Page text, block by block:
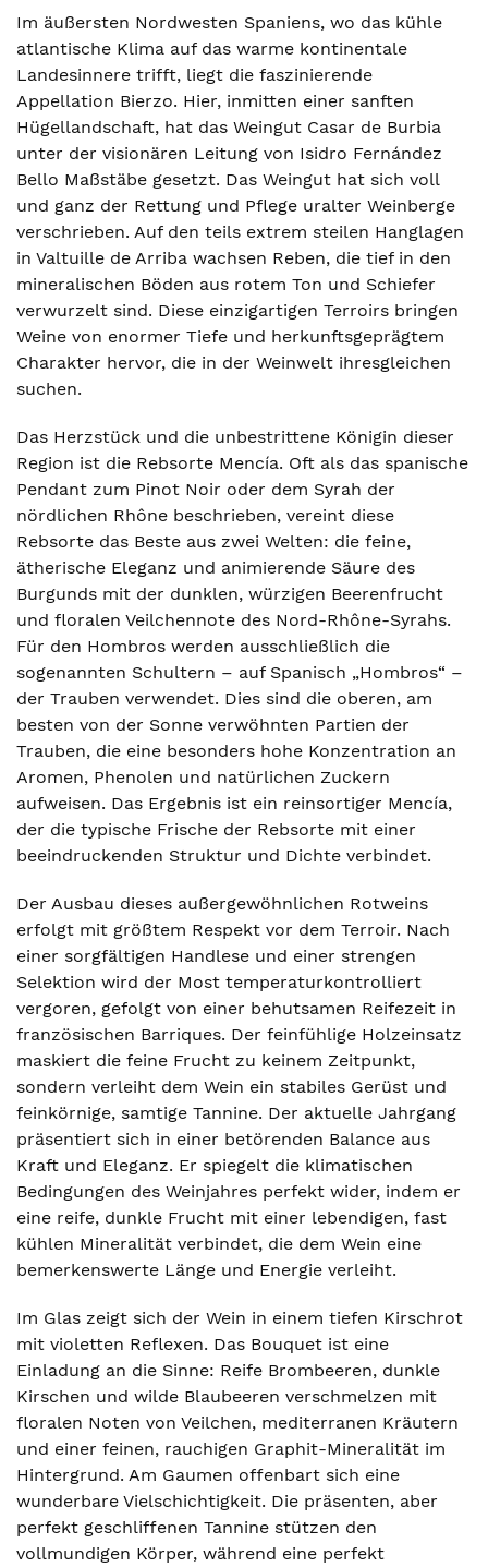
Im äußersten Nordwesten Spaniens, wo das kühle
atlantische Klima auf das warme kontinentale
Landesinnere trifft, liegt die faszinierende
Appellation Bierzo. Hier, inmitten einer sanften
Hügellandschaft, hat das Weingut Casar de Burbia
unter der visionären Leitung von Isidro Fernández
Bello Maßstäbe gesetzt. Das Weingut hat sich voll
und ganz der Rettung und Pflege uralter Weinberge
verschrieben. Auf den teils extrem steilen Hanglagen
in Valtuille de Arriba wachsen Reben, die tief in den
mineralischen Böden aus rotem Ton und Schiefer
verwurzelt sind. Diese einzigartigen Terroirs bringen
Weine von enormer Tiefe und herkunftsgeprägtem
Charakter hervor, die in der Weinwelt ihresgleichen
suchen.
Das Herzstück und die unbestrittene Königin dieser
Region ist die Rebsorte Mencía. Oft als das spanische
Pendant zum Pinot Noir oder dem Syrah der
nördlichen Rhône beschrieben, vereint diese
Rebsorte das Beste aus zwei Welten: die feine,
ätherische Eleganz und animierende Säure des
Burgunds mit der dunklen, würzigen Beerenfrucht
und floralen Veilchennote des Nord-Rhône-Syrahs.
Für den Hombros werden ausschließlich die
sogenannten Schultern – auf Spanisch „Hombros“ –
der Trauben verwendet. Dies sind die oberen, am
besten von der Sonne verwöhnten Partien der
Trauben, die eine besonders hohe Konzentration an
Aromen, Phenolen und natürlichen Zuckern
aufweisen. Das Ergebnis ist ein reinsortiger Mencía,
der die typische Frische der Rebsorte mit einer
beeindruckenden Struktur und Dichte verbindet.
Der Ausbau dieses außergewöhnlichen Rotweins
erfolgt mit größtem Respekt vor dem Terroir. Nach
einer sorgfältigen Handlese und einer strengen
Selektion wird der Most temperaturkontrolliert
vergoren, gefolgt von einer behutsamen Reifezeit in
französischen Barriques. Der feinfühlige Holzeinsatz
maskiert die feine Frucht zu keinem Zeitpunkt,
sondern verleiht dem Wein ein stabiles Gerüst und
feinkörnige, samtige Tannine. Der aktuelle Jahrgang
präsentiert sich in einer betörenden Balance aus
Kraft und Eleganz. Er spiegelt die klimatischen
Bedingungen des Weinjahres perfekt wider, indem er
eine reife, dunkle Frucht mit einer lebendigen, fast
kühlen Mineralität verbindet, die dem Wein eine
bemerkenswerte Länge und Energie verleiht.
Im Glas zeigt sich der Wein in einem tiefen Kirschrot
mit violetten Reflexen. Das Bouquet ist eine
Einladung an die Sinne: Reife Brombeeren, dunkle
Kirschen und wilde Blaubeeren verschmelzen mit
floralen Noten von Veilchen, mediterranen Kräutern
und einer feinen, rauchigen Graphit-Mineralität im
Hintergrund. Am Gaumen offenbart sich eine
wunderbare Vielschichtigkeit. Die präsenten, aber
perfekt geschliffenen Tannine stützen den
vollmundigen Körper, während eine perfekt